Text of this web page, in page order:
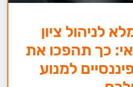
לניהול ציון
כך תהפכו את
למנוע